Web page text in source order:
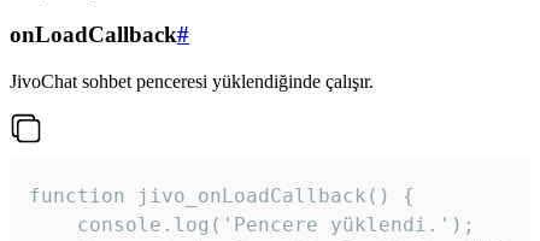
onLoadCallback#
JivoChat sohbet penceresi yüklendiğinde çalışır.
function jivo_onLoadCallback() {
    console.log('Pencere yüklendi.');